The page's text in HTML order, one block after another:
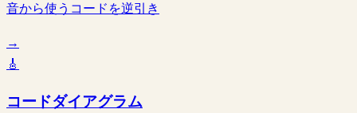
音から使うコードを逆引き
→
🎸
コードダイアグラム